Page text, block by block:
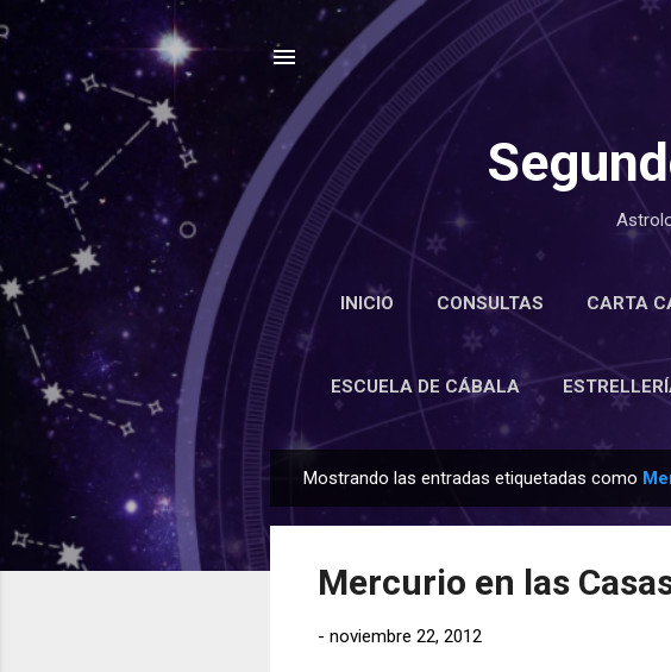
INICIO CONSULTAS CARTA
ENCICLOPEDIA
ESCUELA DE CÁBALA
n
Mostrando las entradas etiquetadas como
Mercurio en las
- noviembre 22, 2012